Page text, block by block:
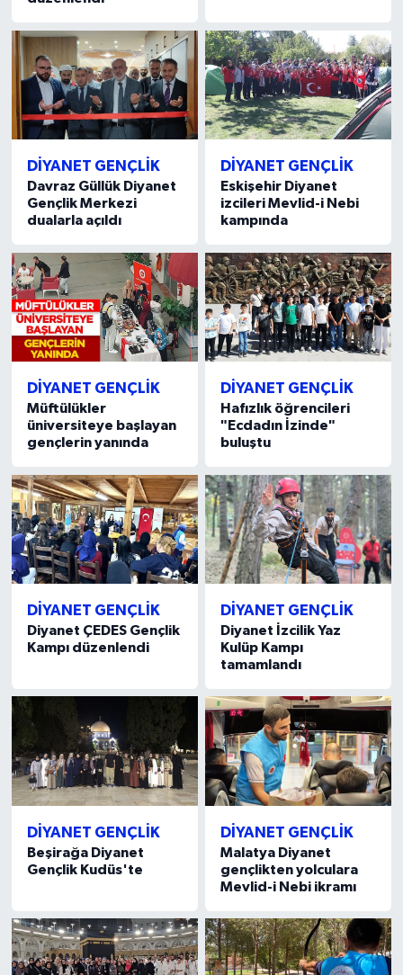
DİYANET GENÇLİK
Davraz Güllük Diyanet
Gençlik Merkezi
dualarla açıldı
DİYANET GENÇLİK
Eskişehir Diyanet
izcileri Mevlid-i Nebi
kampında
DİYANET GENÇLİK
Müftülükler
üniversiteye başlayan
gençlerin yanında
DİYANET GENÇLİK
Hafızlık öğrencileri
"Ecdadın İzinde"
buluştu
DİYANET GENÇLİK
Diyanet ÇEDES Gençlik
Kampı düzenlendi
DİYANET GENÇLİK
Diyanet İzcilik Yaz
Kulüp Kampı
tamamlandı
DİYANET GENÇLİK
Beşirağa Diyanet
Gençlik Kudüs'te
DİYANET GENÇLİK
Malatya Diyanet
gençlikten yolculara
Mevlid-i Nebi ikramı
Konya Müftülüğü
Kütahya Müftülüğü
Malatya Müftülüğü
Manisa Müftülüğü
Mardin Müftülüğü
Mersin Müftülüğü
Muğla Müftülüğü
Muş Müftülüğü
Nevşehir Müftülüğü
Niğde Müftülüğü
Ordu Müftülüğü
Osmaniye Müftülüğü
Rize Müftülüğü
Sakarya Müftülüğü
Siirt Müftülüğü
Sinop Müftülüğü
Şanlıurfa Müftülüğü
Tekirdağ Müftülüğü